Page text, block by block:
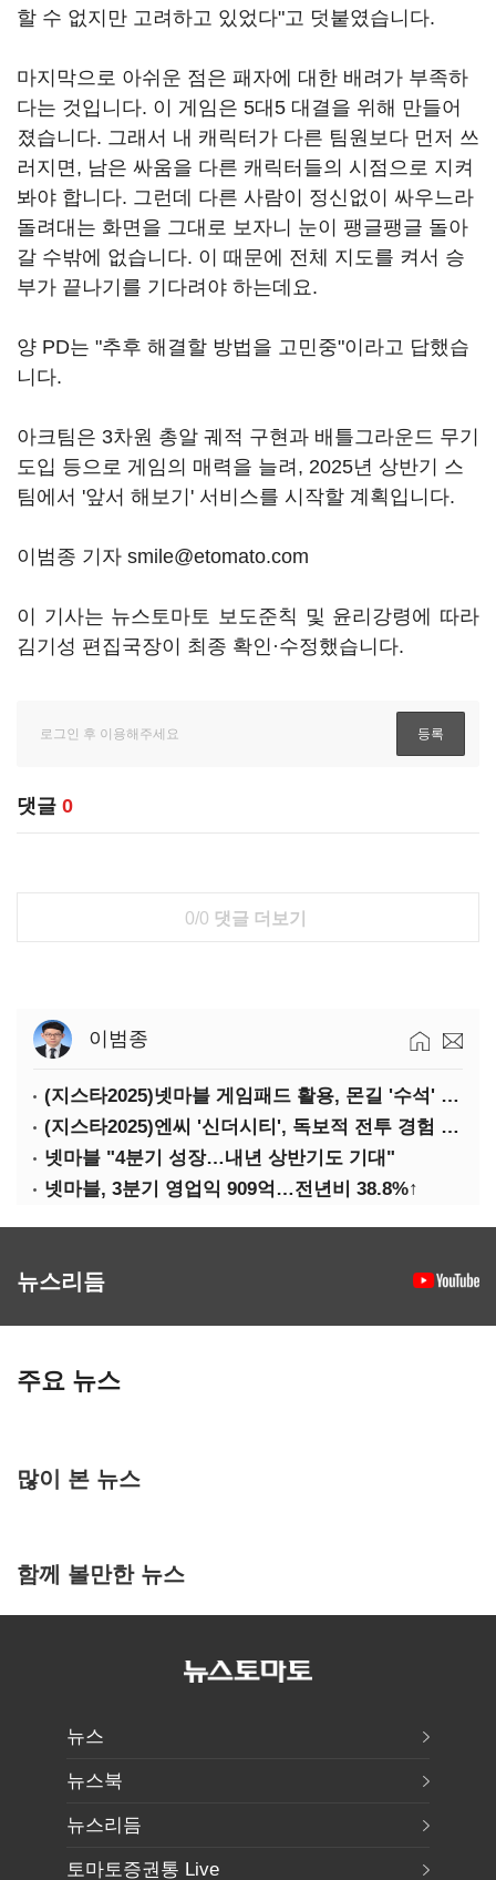
할 수 없지만 고려하고 있었다"고 덧붙였습니다.
마지막으로 아쉬운 점은 패자에 대한 배려가 부족하
다는 것입니다. 이 게임은 5대5 대결을 위해 만들어
졌습니다. 그래서 내 캐릭터가 다른 팀원보다 먼저 쓰
러지면, 남은 싸움을 다른 캐릭터들의 시점으로 지켜
봐야 합니다. 그런데 다른 사람이 정신없이 싸우느라
돌려대는 화면을 그대로 보자니 눈이 팽글팽글 돌아
갈 수밖에 없습니다. 이 때문에 전체 지도를 켜서 승
부가 끝나기를 기다려야 하는데요.
양 PD는 "추후 해결할 방법을 고민중"이라고 답했습
니다.
아크팀은 3차원 총알 궤적 구현과 배틀그라운드 무기
도입 등으로 게임의 매력을 늘려, 2025년 상반기 스
팀에서 '앞서 해보기' 서비스를 시작할 계획입니다.
이범종 기자 smile@etomato.com
이 기사는 뉴스토마토 보도준칙 및 윤리강령에 따라
김기성 편집국장이 최종 확인·수정했습니다.
댓글 0
0/0 댓글 더보기
이범종
(지스타2025)넷마블 게임패드 활용, 몬길 '수석' 7대죄 '차석'
(지스타2025)엔씨 '신더시티', 독보적 전투 경험 필요
넷마블 "4분기 성장…내년 상반기도 기대"
넷마블, 3분기 영업익 909억…전년비 38.8%↑
뉴스리듬
주요 뉴스
많이 본 뉴스
함께 볼만한 뉴스
뉴스
뉴스북
뉴스리듬
토마토증권통 Live